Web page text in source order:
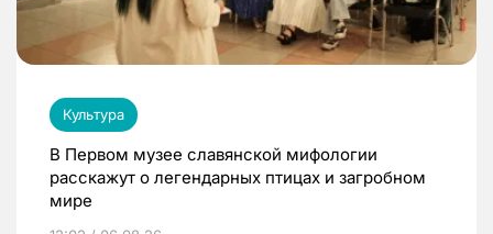
Культура
В Первом музее славянской мифологии
расскажут о легендарных птицах и загробном
мире